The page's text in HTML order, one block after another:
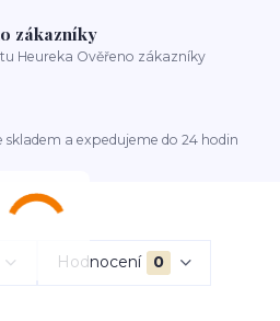
zákazníky
Heureka Ověřeno zákazníky
a expedujeme do 24 hodin
Hodnocení 0